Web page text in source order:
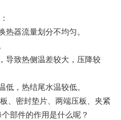
热器流量划分不均匀。
导致热侧温差较大，压降较
低，热结尾水温较低。
、密封垫片、两端压板、夹紧
部件的作用是什么呢？